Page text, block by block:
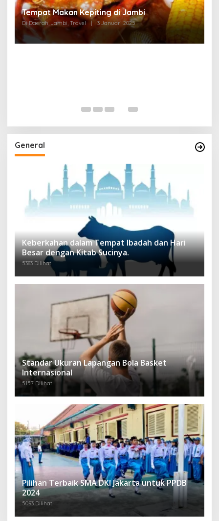
Tempat Makan di Thehok Jambi
Di Daerah, Jambi, Travel 3 Januari 2025
General
Keberkahan dalam Tempat Ibadah dan Hari
Besar dengan Kitab Sucinya.
5383 Dilihat
Standar Ukuran Lapangan Bola Basket
Internasional
5157 Dilihat
Pilihan Terbaik SMA DKI Jakarta untuk PPDB
2024
5093 Dilihat